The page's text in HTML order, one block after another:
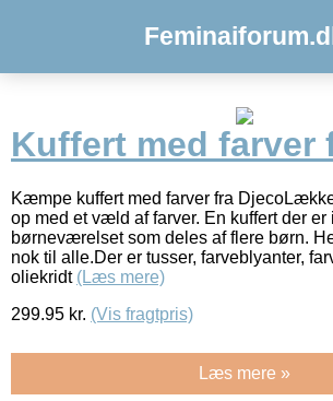
Kuffert med farver
Kæmpe kuffert med farver fra
op med et væld af farver. En kuffert der er
børneværelset som deles af flere børn.
nok til alle.Der er tusser, farveblyanter,
oliekridt (Læs mere)
299.95 kr. (Vis fragtpris)
Læs mere »